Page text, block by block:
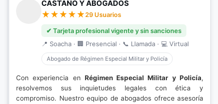
CASTAÑO Y ABOGADOS
29 Usuarios
✔ Tarjeta profesional vigente y sin sanciones
📍 Soacha · 🏢 Presencial · 📞 Llamada · 💻 Virtual
Abogado de Régimen Especial Militar y Policía
Con experiencia en Régimen Especial Militar y Policía,
resolvemos sus inquietudes legales con ética y
compromiso. Nuestro equipo de abogados ofrece asesoría